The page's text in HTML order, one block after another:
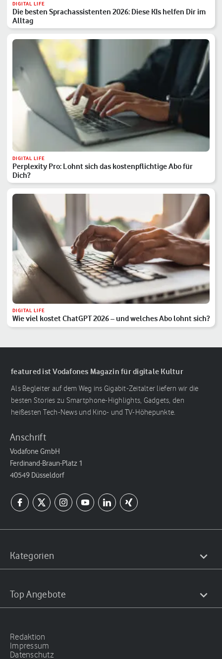
DIGITAL LIFE
Die besten Sprachassistenten 2026: Diese KIs helfen Dir im
Alltag
DIGITAL LIFE
Perplexity Pro: Lohnt sich das kostenpflichtige Abo für
Dich?
DIGITAL LIFE
Wie viel kostet ChatGPT 2026 – und welches Abo lohnt sich?
featured ist Vodafones Magazin für digitale Kultur
Als Begleiter auf dem Weg ins Gigabit-Zeitalter liefern wir die
besten Stories zu Smartphone-Highlights, Gadgets, den
heißesten Tech-News und Kino- und TV-Höhepunkte.
Anschrift
Vodafone GmbH
Ferdinand-Braun-Platz 1
40549 Düsseldorf
Kategorien
Top Angebote
Redaktion
Impressum
Datenschutz